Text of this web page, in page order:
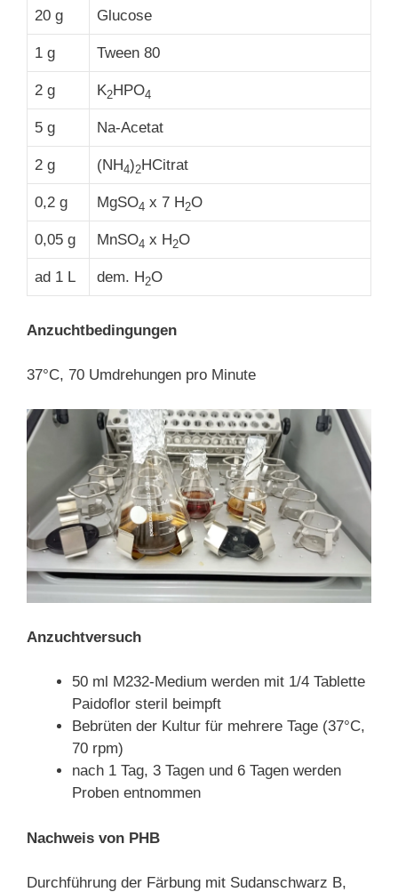
20 g Glucose
1 g Tween 80
2 g K2 HPO4
5 g Na-Acetat
2 g (NH4)2 HCitrat
0,2 g MgSO4 x 7 H 2O
0,05 g MnSO4 x H 2O
ad 1 L dem. H 2O
Anzuchtbedingungen
37°C, 70 Umdrehungen pro Minute
Anzuchtversuch
50 ml M232-Medium werden mit 1/4 Tablette
Paidoflor steril beimpft
Bebrüten der Kultur für mehrere Tage (37°C,
70 rpm)
nach 1 Tag, 3 Tagen und 6 Tagen werden
Proben entnommen
Nachweis von PHB
Durchführung der Färbung mit Sudanschwarz B,